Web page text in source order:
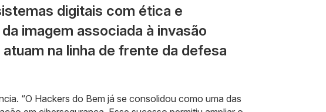
digitais com ética e
imagem associada à invasão
na linha de frente da defesa
“O Hackers do Bem já se consolidou como uma das